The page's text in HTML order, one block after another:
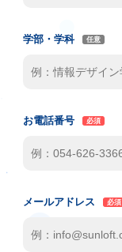
学部・学科
お電話番号
メールアドレス